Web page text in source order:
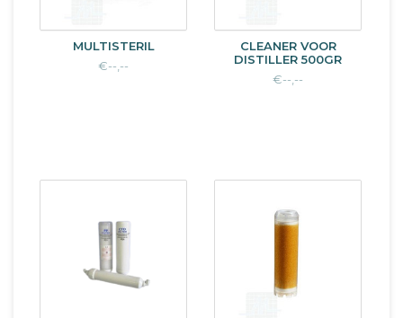
MULTISTERIL
€--,--
CLEANER VOOR
DISTILLER 500GR
€--,--